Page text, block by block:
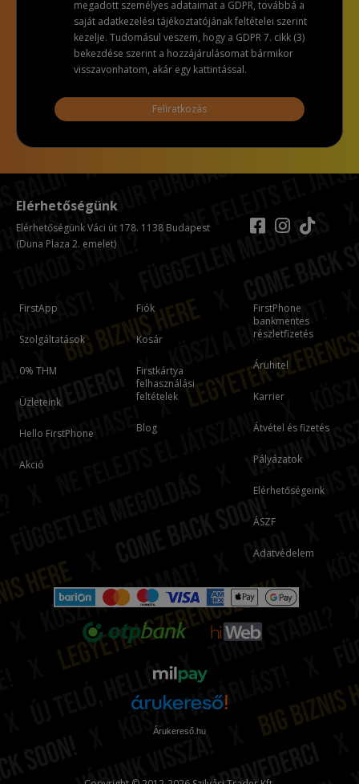
megadott személyes adataimat a GDPR, továbbá a
saját adatkezelési tájékoztatójának feltételei szerint
kezelje. Tudomásul veszem, hogy a GDPR 7. cikk (3)
bekezdése szerint a hozzájárulásomat bármikor
visszavonhatom, akár egy kattintással.
Feliratkozás
FirstApp
Szolgáltatások
0% THM
Üzleteink
Hello FirstPhone
Akció
Fiók
Kosár
Firstkártya
felhasználási
feltételek
Blog
FirstPhone
bankmentes
részletfizetés
Áruhitel
Karrier
Átvétel és fizetés
Pályázatok
Elérhetőségeink
ÁSZF
Adatvédelem
Elérhetőségünk
Elérhetőségünk Váci út 178. 1138 Budapest
(Duna Plaza 2. emelet)
Árukereső.hu